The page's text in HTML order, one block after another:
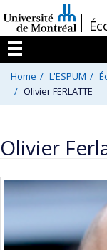
au
contenu
/
Menu
Home L'ESPUM
Olivier FERLATTE
Olivier